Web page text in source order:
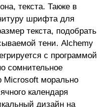
текста. Также в
шрифта для
текста, подобрать
тени. Alchemy
с программой
сомнительное
Microsoft морально
календаря
дизайн на